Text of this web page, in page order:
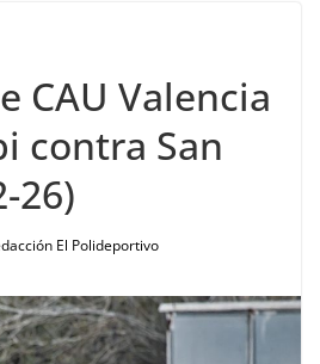
CAU Valencia
contra San
26)
El Polideportivo